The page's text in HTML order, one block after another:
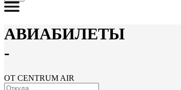
АВИАБИЛЕТЫ
-
ОТ CENTRUM AIR